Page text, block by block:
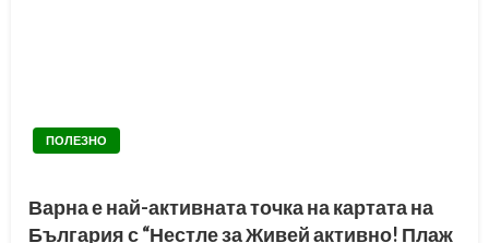
ПОЛЕЗНО
Варна е най-активната точка на картата на
България с “Нестле за Живей активно! Плаж